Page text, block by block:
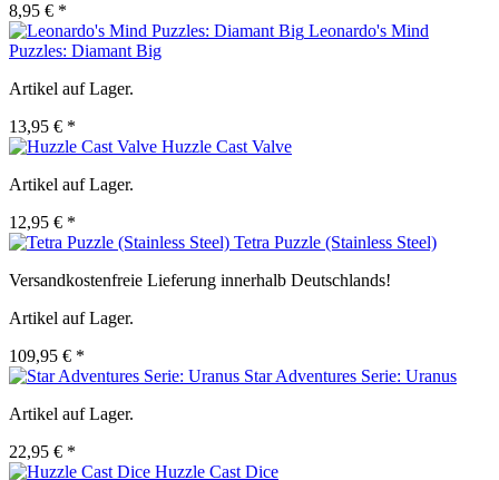
8,95 € *
Leonardo's Mind
Puzzles: Diamant Big
Artikel auf Lager.
13,95 € *
Huzzle Cast Valve
Artikel auf Lager.
12,95 € *
Tetra Puzzle (Stainless Steel)
Versandkostenfreie Lieferung innerhalb Deutschlands!
Artikel auf Lager.
109,95 € *
Star Adventures Serie: Uranus
Artikel auf Lager.
22,95 € *
Huzzle Cast Dice